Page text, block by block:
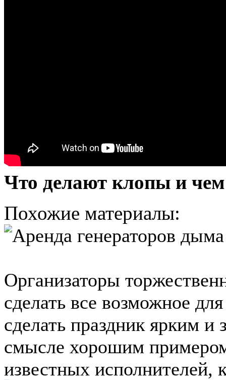
Что делают клопы и
Похожие материалы:
Организаторы
сделать все возможное
сделать праздник ярким
смысле хорошим
известных исполнителей,